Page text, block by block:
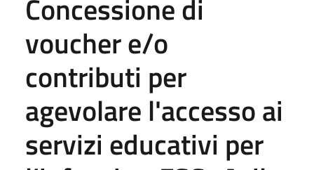
Concessione di
voucher e/o
contributi per
agevolare l'accesso ai
servizi educativi per